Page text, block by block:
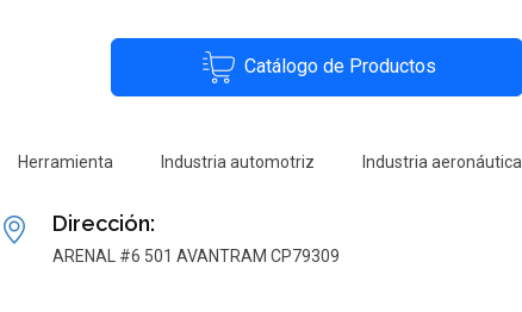
Catálogo de Productos
Herramienta Industria automotriz Industria aeronáutica
Dirección:
ARENAL #6 501 AVANTRAM CP79309